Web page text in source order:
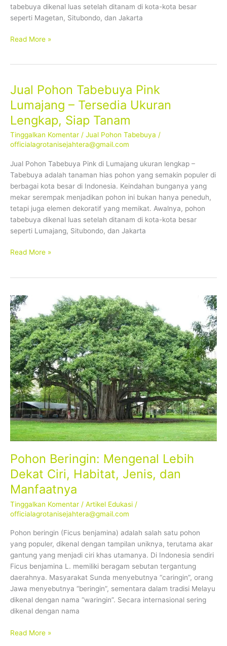
tabebuya dikenal luas setelah ditanam di kota-kota besar
seperti Magetan, Situbondo, dan Jakarta
Read More »
Jual Pohon Tabebuya Pink
Lumajang – Tersedia Ukuran
Lengkap, Siap Tanam
Tinggalkan Komentar / Jual Pohon Tabebuya /
officialagrotanisejahtera@gmail.com
Jual Pohon Tabebuya Pink di Lumajang ukuran lengkap –
Tabebuya adalah tanaman hias pohon yang semakin populer di
berbagai kota besar di Indonesia. Keindahan bunganya yang
mekar serempak menjadikan pohon ini bukan hanya peneduh,
tetapi juga elemen dekoratif yang memikat. Awalnya, pohon
tabebuya dikenal luas setelah ditanam di kota-kota besar
seperti Lumajang, Situbondo, dan Jakarta
Jual
Pohon
Tabebuya
Pink
Lumajang
–
Ukuran
Lengkap,
Siap
Tanam
Read More »
Pohon Beringin: Mengenal Lebih
Dekat Ciri, Habitat, Jenis, dan
Manfaatnya
Tinggalkan Komentar / Artikel Edukasi /
officialagrotanisejahtera@gmail.com
Pohon beringin (Ficus benjamina) adalah salah satu pohon
yang populer, dikenal dengan tampilan uniknya, terutama akar
gantung yang menjadi ciri khas utamanya. Di Indonesia sendiri
Ficus benjamina L. memiliki beragam sebutan tergantung
daerahnya. Masyarakat Sunda menyebutnya “caringin”, orang
Jawa menyebutnya “beringin”, sementara dalam tradisi Melayu
dikenal dengan nama “waringin”. Secara internasional sering
dikenal dengan nama
Pohon
Beringin:
Mengenal
Lebih
Dekat
Ciri,
Habitat,
Jenis,
dan
Manfaatnya
Read More »